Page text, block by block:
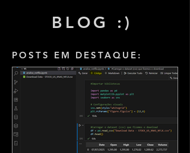
BLOG :)
POSTS EM DESTAQUE: